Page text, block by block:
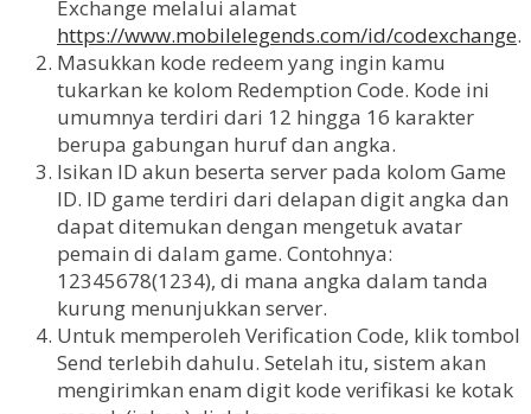
Exchange melalui alamat
https://www.mobilelegends.com/id/codexchange.
Masukkan kode redeem yang ingin kamu
tukarkan ke kolom Redemption Code. Kode ini
umumnya terdiri dari 12 hingga 16 karakter
berupa gabungan huruf dan angka.
Isikan ID akun beserta server pada kolom Game
ID. ID game terdiri dari delapan digit angka dan
dapat ditemukan dengan mengetuk avatar
pemain di dalam game. Contohnya:
12345678(1234), di mana angka dalam tanda
kurung menunjukkan server.
Untuk memperoleh Verification Code, klik tombol
Send terlebih dahulu. Setelah itu, sistem akan
mengirimkan enam digit kode verifikasi ke kotak